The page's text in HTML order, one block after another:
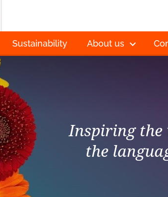
Sustainability About us
Inspiring
the